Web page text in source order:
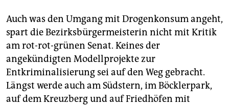
Auch was den Umgang mit Drogenkonsum angeht,
spart die Bezirksbürgermeisterin nicht mit Kritik
am rot-rot-grünen Senat. Keines der
angekündigten Modellprojekte zur
Entkriminalisierung sei auf den Weg gebracht.
Längst werde auch am Südstern, im Böcklerpark,
auf dem Kreuzberg und auf Friedhöfen mit